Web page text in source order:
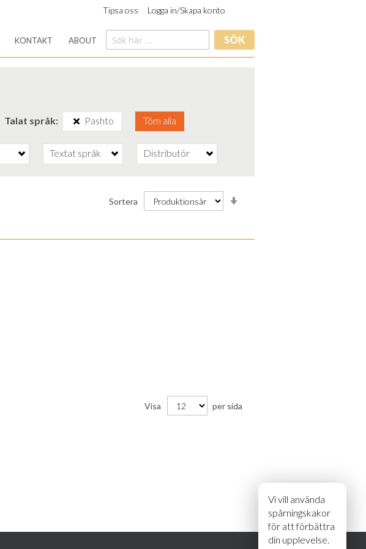
Vi vill använda
spårningskakor
för att förbättra
din upplevelse.
Tipsa oss Logga in/Skapa konto
KONTAKT ABOUT SÖK
Talat språk Pashto Töm alla
Textat språk Distributör
Sortera
Visa per sida